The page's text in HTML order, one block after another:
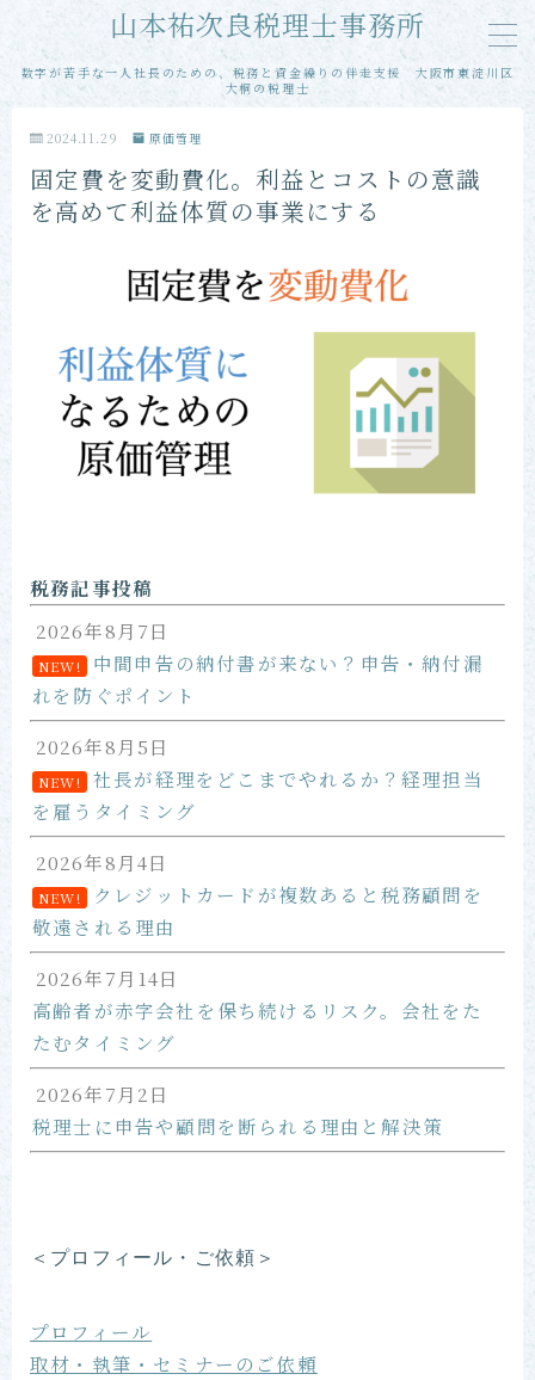
山本祐次良税理士事務所
数字が苦手な一人社長のための、税務と資金繰りの伴走支援 大阪市東淀川区
大桐の税理士
MENU
単発・スポット相談
単発・スポット申告
当事務所の特徴
お客様の声
2024.11.29 原価管理
固定費を変動費化。利益とコストの意識
を高めて利益体質の事業にする
税務記事投稿
2026年8月7日
NEW! 中間申告の納付書が来ない？申告・納付漏
れを防ぐポイント
2026年8月5日
NEW! 社長が経理をどこまでやれるか？経理担当
を雇うタイミング
2026年8月4日
NEW! クレジットカードが複数あると税務顧問を
敬遠される理由
2026年7月14日
高齢者が赤字会社を保ち続けるリスク。会社をた
たむタイミング
2026年7月2日
税理士に申告や顧問を断られる理由と解決策
＜プロフィール・ご依頼＞
プロフィール
取材・執筆・セミナーのご依頼